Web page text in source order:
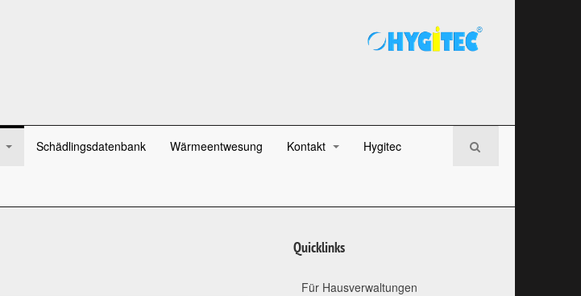
Schädlingsdatenbank Wärmeentwesung Kontakt Hygitec
Quicklinks
Für Hausverwaltungen